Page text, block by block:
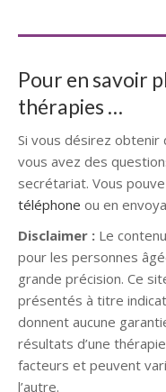
Pour en savoir
thérapies …
Si vous désirez obtenir
vous avez des
secrétariat. Vous
téléphone ou en
Disclaimer : Le
pour les personnes
grande précision. Ce
présentés à titre
donnent aucune
résultats d’une
facteurs et peuvent
l’autre.